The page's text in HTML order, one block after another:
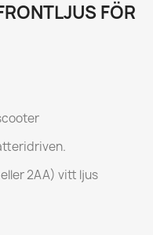
FÖR
2AA) vitt ljus